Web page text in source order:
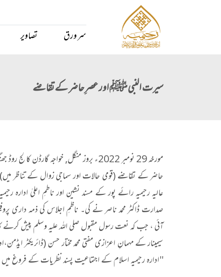
سر ورق تصاویر
سیرت النبی ﷺ اور عصرِ حاضر کے تقاضے
مورخہ 29 نومبر 2022ء بروز منگل, خواجہ
حاضر کے تقاضے (قومی حالات اور سماجی زوال کے تناظر
عالیہ رحیمیہ رائے پور کے مسند نشین اور ناطمِ اعلیٰ ادارہ
صدارت ڈاکٹر محمد ناصر نے کی۔ ناظمِ اجلاس کی ذمہ داری
آئی ، جب کہ نعت رسول مقبول صلی اللہ علیہ وسلم پیش
سیمینار کے مہمانِ اعزازی مفتی محمد مختار حسن (ڈائریکٹر
''ادارہ رحیمیہ اسلام کے اجتماعیت پسند نظریات کے فروغ